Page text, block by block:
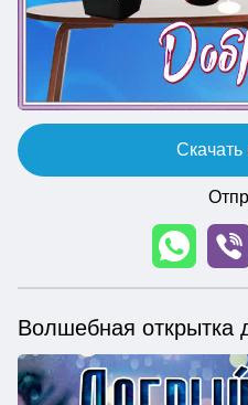
Скачать
Волшебная открытка